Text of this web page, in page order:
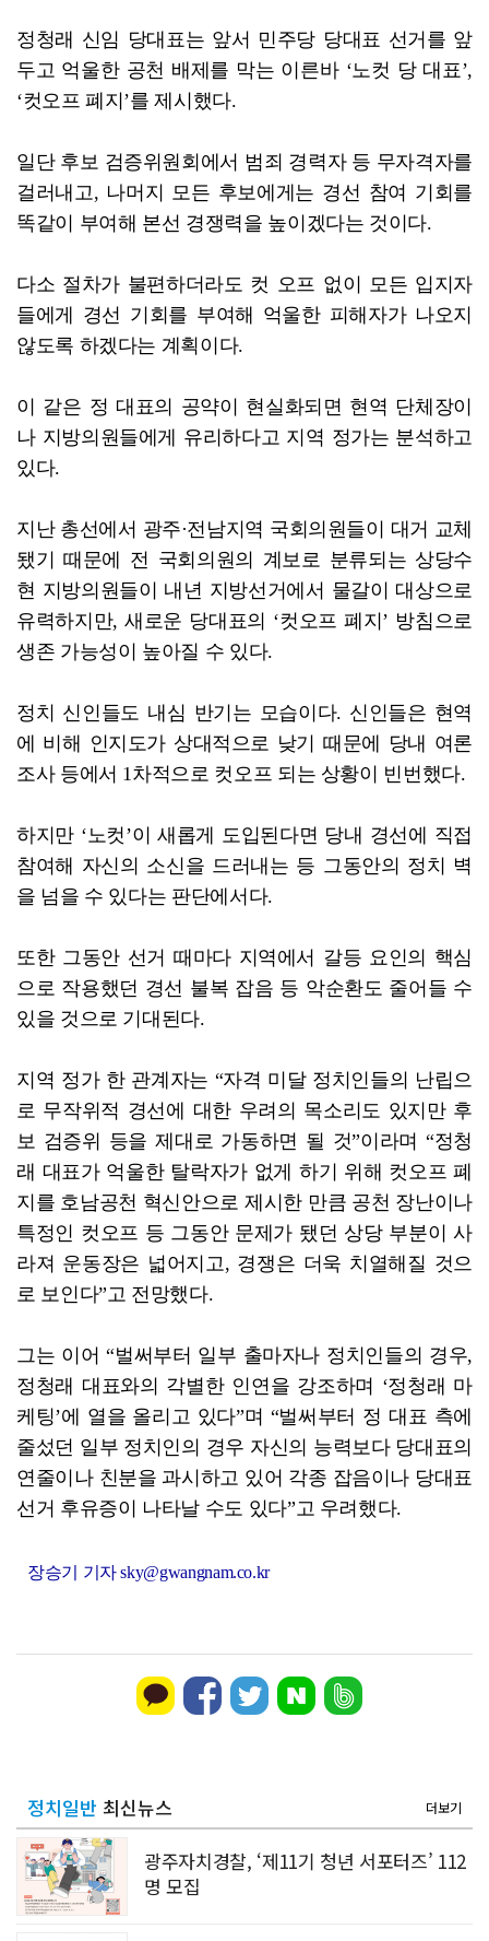
정청래 신임 당대표는 앞서 민주당 당대표 선거를 앞
두고 억울한 공천 배제를 막는 이른바 ‘노컷 당 대표’,
‘컷오프 폐지’를 제시했다.
일단 후보 검증위원회에서 범죄 경력자 등 무자격자를
걸러내고, 나머지 모든 후보에게는 경선 참여 기회를
똑같이 부여해 본선 경쟁력을 높이겠다는 것이다.
다소 절차가 불편하더라도 컷 오프 없이 모든 입지자
들에게 경선 기회를 부여해 억울한 피해자가 나오지
않도록 하겠다는 계획이다.
이 같은 정 대표의 공약이 현실화되면 현역 단체장이
나 지방의원들에게 유리하다고 지역 정가는 분석하고
있다.
지난 총선에서 광주·전남지역 국회의원들이 대거 교체
됐기 때문에 전 국회의원의 계보로 분류되는 상당수
현 지방의원들이 내년 지방선거에서 물갈이 대상으로
유력하지만, 새로운 당대표의 ‘컷오프 폐지’ 방침으로
생존 가능성이 높아질 수 있다.
정치 신인들도 내심 반기는 모습이다. 신인들은 현역
에 비해 인지도가 상대적으로 낮기 때문에 당내 여론
조사 등에서 1차적으로 컷오프 되는 상황이 빈번했다.
하지만 ‘노컷’이 새롭게 도입된다면 당내 경선에 직접
참여해 자신의 소신을 드러내는 등 그동안의 정치 벽
을 넘을 수 있다는 판단에서다.
또한 그동안 선거 때마다 지역에서 갈등 요인의 핵심
으로 작용했던 경선 불복 잡음 등 악순환도 줄어들 수
있을 것으로 기대된다.
지역 정가 한 관계자는 “자격 미달 정치인들의 난립으
로 무작위적 경선에 대한 우려의 목소리도 있지만 후
보 검증위 등을 제대로 가동하면 될 것”이라며 “정청
래 대표가 억울한 탈락자가 없게 하기 위해 컷오프 폐
지를 호남공천 혁신안으로 제시한 만큼 공천 장난이나
특정인 컷오프 등 그동안 문제가 됐던 상당 부분이 사
라져 운동장은 넓어지고, 경쟁은 더욱 치열해질 것으
로 보인다”고 전망했다.
그는 이어 “벌써부터 일부 출마자나 정치인들의 경우,
정청래 대표와의 각별한 인연을 강조하며 ‘정청래 마
케팅’에 열을 올리고 있다”며 “벌써부터 정 대표 측에
줄섰던 일부 정치인의 경우 자신의 능력보다 당대표의
연줄이나 친분을 과시하고 있어 각종 잡음이나 당대표
선거 후유증이 나타날 수도 있다”고 우려했다.
장승기 기자 sky@gwangnam.co.kr
정치일반 최신뉴스 더보기
광주자치경찰, ‘제11기 청년 서포터즈’ 112
명 모집